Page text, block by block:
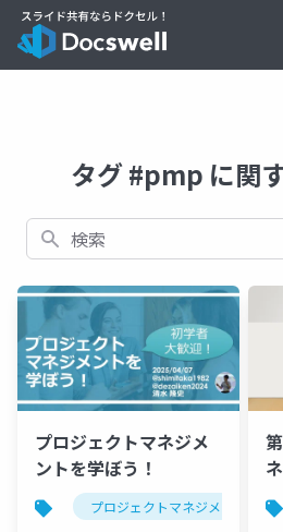
タグ #pmp に関
検索
プロジェクトマネジメ
ントを学ぼう！
プロジェクトマネジメント